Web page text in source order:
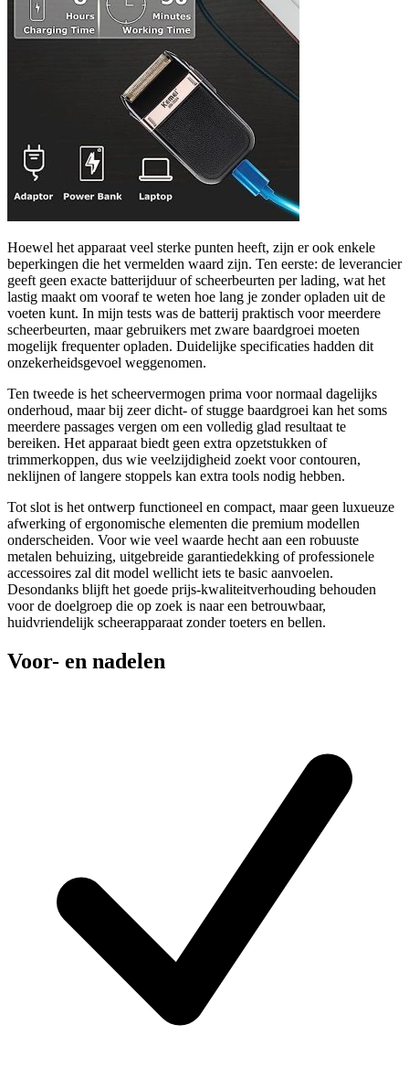
Hoewel het apparaat veel sterke punten heeft, zijn er ook enkele
beperkingen die het vermelden waard zijn. Ten eerste: de leverancier
geeft geen exacte batterijduur of scheerbeurten per lading, wat het
lastig maakt om vooraf te weten hoe lang je zonder opladen uit de
voeten kunt. In mijn tests was de batterij praktisch voor meerdere
scheerbeurten, maar gebruikers met zware baardgroei moeten
mogelijk frequenter opladen. Duidelijke specificaties hadden dit
onzekerheidsgevoel weggenomen.
Ten tweede is het scheervermogen prima voor normaal dagelijks
onderhoud, maar bij zeer dicht- of stugge baardgroei kan het soms
meerdere passages vergen om een volledig glad resultaat te
bereiken. Het apparaat biedt geen extra opzetstukken of
trimmerkoppen, dus wie veelzijdigheid zoekt voor contouren,
neklijnen of langere stoppels kan extra tools nodig hebben.
Tot slot is het ontwerp functioneel en compact, maar geen luxueuze
afwerking of ergonomische elementen die premium modellen
onderscheiden. Voor wie veel waarde hecht aan een robuuste
metalen behuizing, uitgebreide garantiedekking of professionele
accessoires zal dit model wellicht iets te basic aanvoelen.
Desondanks blijft het goede prijs-kwaliteitverhouding behouden
voor de doelgroep die op zoek is naar een betrouwbaar,
huidvriendelijk scheerapparaat zonder toeters en bellen.
Voor- en nadelen